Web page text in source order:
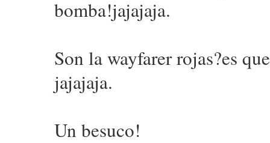
bomba!jajajaja.
Son la wayfarer rojas?es
jajajaja.
Un besuco!